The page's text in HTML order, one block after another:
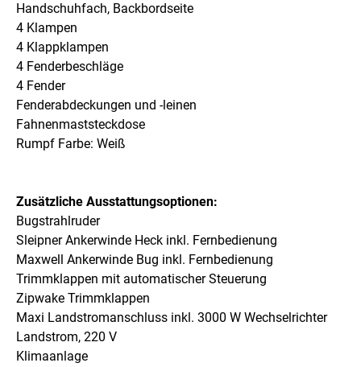
Handschuhfach, Backbordseite
4 Klampen
4 Klappklampen
4 Fenderbeschläge
4 Fender
Fenderabdeckungen und -leinen
Fahnenmaststeckdose
Rumpf Farbe: Weiß
Zusätzliche Ausstattungsoptionen:
Bugstrahlruder
Sleipner Ankerwinde Heck inkl. Fernbedienung
Maxwell Ankerwinde Bug inkl. Fernbedienung
Trimmklappen mit automatischer Steuerung
Zipwake Trimmklappen
Maxi Landstromanschluss inkl. 3000 W Wechselrichter
Landstrom, 220 V
Klimaanlage